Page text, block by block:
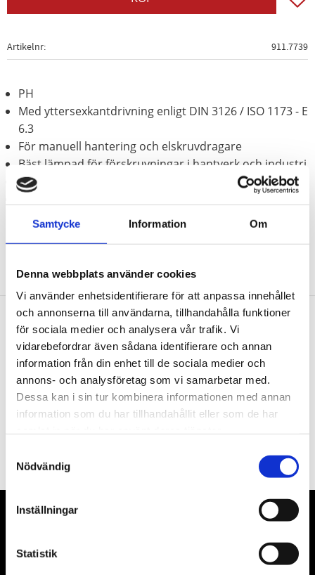
Samtycke Information Om
Denna webbplats använder cookies
Vi använder enhetsidentifierare för att anpassa innehållet
och annonserna till användarna, tillhandahålla funktioner
för sociala medier och analysera vår trafik. Vi
vidarebefordrar även sådana identifierare och annan
information från din enhet till de sociala medier och
annons- och analysföretag som vi samarbetar med.
Dessa kan i sin tur kombinera informationen med annan
information som du har tillhandahållit eller som de har
Nödvändig
Inställningar
Statistik
Artikelnr 911.7739
PH
Med yttersexkantdrivning enligt DIN 3126 / ISO 1173 - E
6.3
För manuell hantering och elskruvdragare
Bäst lämpad för förskruvningar i hantverk och industri
Förnicklad
Nyhetsbrev
PRENUMERERA
Våra främsta leverantörer är KS Tools verktyg, ATH billyftar